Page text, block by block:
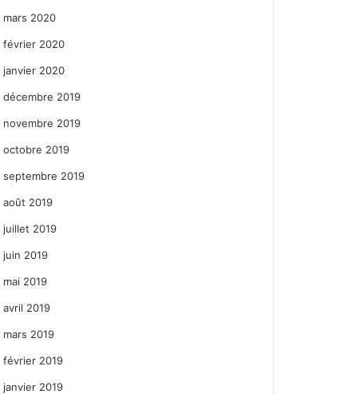
mars 2020
février 2020
janvier 2020
décembre 2019
novembre 2019
octobre 2019
septembre 2019
août 2019
juillet 2019
juin 2019
mai 2019
avril 2019
mars 2019
février 2019
janvier 2019